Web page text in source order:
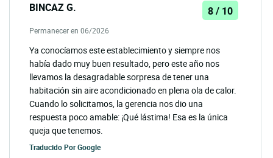
BINCAZ G. 8 / 10
Permanecer en 06/2026
Ya conocíamos este establecimiento y siempre nos
había dado muy buen resultado, pero este año nos
llevamos la desagradable sorpresa de tener una
habitación sin aire acondicionado en plena ola de calor.
Cuando lo solicitamos, la gerencia nos dio una
respuesta poco amable: ¡Qué lástima! Esa es la única
queja que tenemos.
Traducido PorGoogle